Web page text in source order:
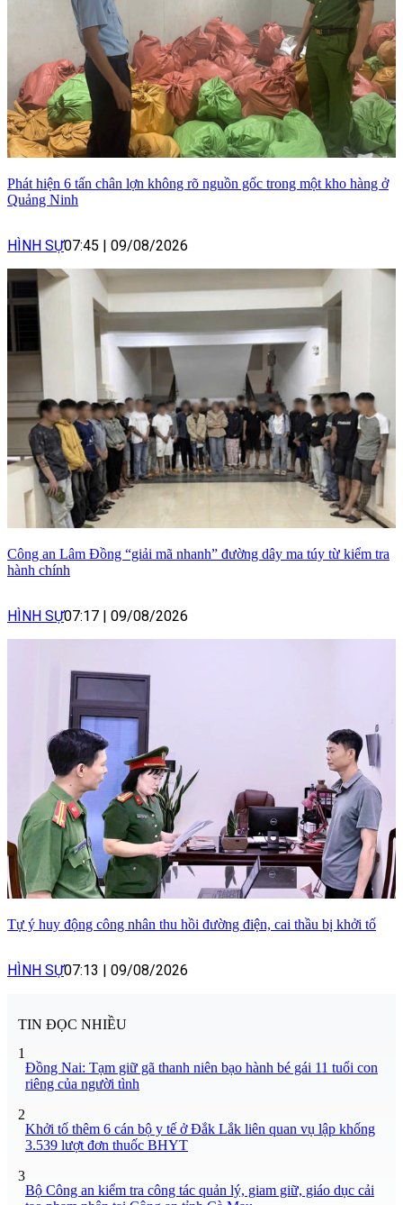
Phát hiện 6 tấn chân lợn không rõ nguồn gốc trong một kho hàng ở
Quảng Ninh
HÌNH SỰ07:45 | 09/08/2026
Công an Lâm Đồng “giải mã nhanh” đường dây ma túy từ kiểm tra
hành chính
HÌNH SỰ07:17 | 09/08/2026
Tự ý huy động công nhân thu hồi đường điện, cai thầu bị khởi tố
HÌNH SỰ07:13 | 09/08/2026
TIN ĐỌC NHIỀU
1
Đồng Nai: Tạm giữ gã thanh niên bạo hành bé gái 11 tuổi con
riêng của người tình
2
Khởi tố thêm 6 cán bộ y tế ở Đắk Lắk liên quan vụ lập khống
3.539 lượt đơn thuốc BHYT
3
Bộ Công an kiểm tra công tác quản lý, giam giữ, giáo dục cải